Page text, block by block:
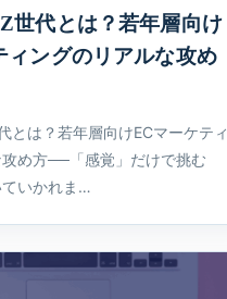
Z世代とは？若年層向け
ィングのリアルな攻め
とは？若年層向けECマーケティ
め方──「感覚」だけで挑む
いかれま…